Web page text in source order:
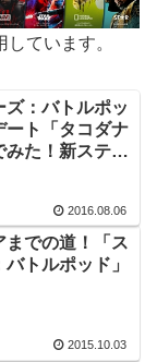
ています。
ズ：バトルポッ
ート「タコダナ
みた！新ステー
2016.08.06
までの道！「ス
トルポッド」
2015.10.03